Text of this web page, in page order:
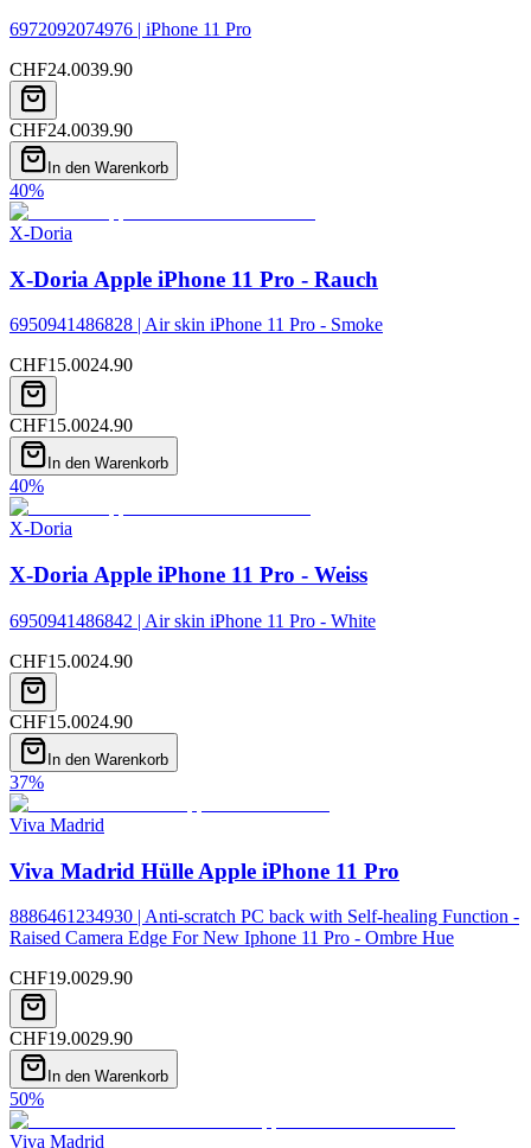
6972092074976 | iPhone 11 Pro
CHF24.0039.90
CHF24.0039.90
In den Warenkorb
40%
X-Doria
X-Doria Apple iPhone 11 Pro - Rauch
6950941486828 | Air skin iPhone 11 Pro - Smoke
CHF15.0024.90
CHF15.0024.90
In den Warenkorb
40%
X-Doria
X-Doria Apple iPhone 11 Pro - Weiss
6950941486842 | Air skin iPhone 11 Pro - White
CHF15.0024.90
CHF15.0024.90
In den Warenkorb
37%
Viva Madrid
Viva Madrid Hülle Apple iPhone 11 Pro
8886461234930 | Anti-scratch PC back with Self-healing Function -
Raised Camera Edge For New Iphone 11 Pro - Ombre Hue
CHF19.0029.90
CHF19.0029.90
In den Warenkorb
50%
Viva Madrid